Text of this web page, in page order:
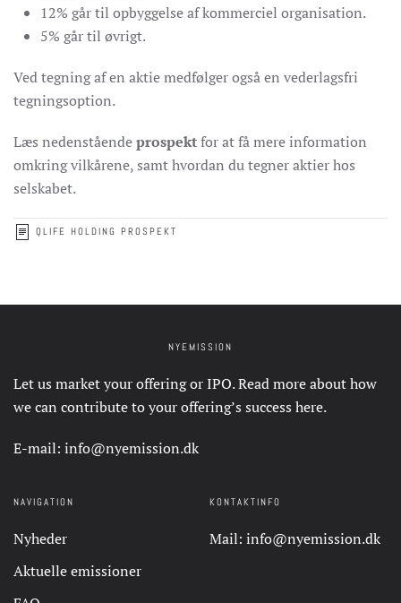
12% går til opbyggelse af kommerciel organisation.
5% går til øvrigt.
Ved tegning af en aktie medfølger også en vederlagsfri
tegningsoption.
Læs nedenståendeprospektfor at få mere information
omkring vilkårene, samt hvordan du tegner aktier hos
selskabet.
QLIFE HOLDING PROSPEKT
NYEMISSION
Let us market your offering or IPO. Read more about how
we can contribute to your offering’s success here.
E-mail: info@nyemission.dk
NAVIGATION
Nyheder
Aktuelle emissioner
KONTAKTINFO
Mail: info@nyemission.dk